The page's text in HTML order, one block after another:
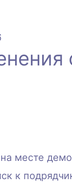
месте
к